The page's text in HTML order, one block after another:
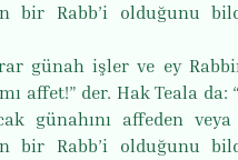
bir Rabb’i olduğunu
günah işler ve ey
affet!” der. Hak Teala da:
günahını affeden
bir Rabb’i olduğunu